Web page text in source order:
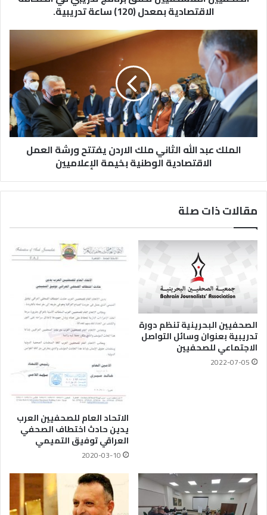
الاقتصادية بمعدل (120) ساعة تدريبية.
الملك عبد الله الثاني ملك الاردن يفتتح ورشة العمل
الاقتصادية الوطنية بخيمة الإعلاميين
مقالات ذات صلة
الصحفيين البحرينية تنظم دورة
تدريبية بعنوان وسائل التواصل
الاجتماعي للصحفيين
2022-07-05
الاتحاد العام للصحفيين العرب
يدين حادث اختطاف الصحفي
العراقي توفيق التميمي
2020-03-10